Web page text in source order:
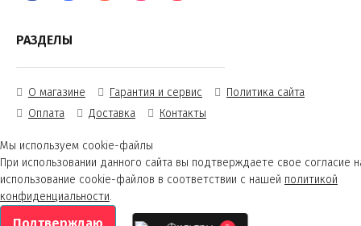
РАЗДЕЛЫ
О магазине Гарантия и сервис
Политика сайта
Оплата
Доставка Контакты
Мы используем cookie-файлы
При использовании данного сайта вы подтверждаете свое согласие
использование cookie-файлов в соответствии с нашей политикой
конфиденциальности.